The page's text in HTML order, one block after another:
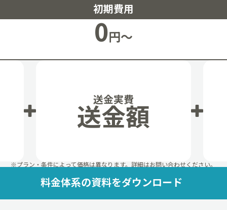
初期費用
0円～
送金実費
送金額
※プラン・条件によって価格は異なります。詳細はお問い合わせください。
料金体系の資料をダウンロード